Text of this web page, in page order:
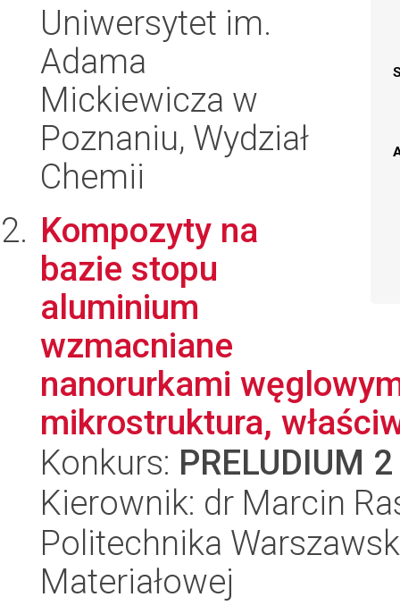
Uniwersytet im.
Adama
Mickiewicza w
Poznaniu, Wydział
Chemii
Kompozyty na
bazie stopu
aluminium
wzmacniane
nanorurkami
mikrostruktura,
Konkurs: PRELUDIUM 2
Kierownik: dr Marcin
Politechnika
Materiałowej